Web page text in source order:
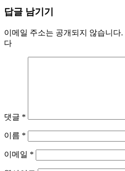
답글 남기기
이메일 주소는 공개되지 않습니다.
다
댓글 *
이름 *
이메일 *